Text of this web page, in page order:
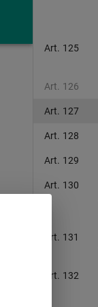
Art. 125
Art. 126
Art. 127
Art. 128
Art. 129
Art. 130
Art. 131
Art. 132